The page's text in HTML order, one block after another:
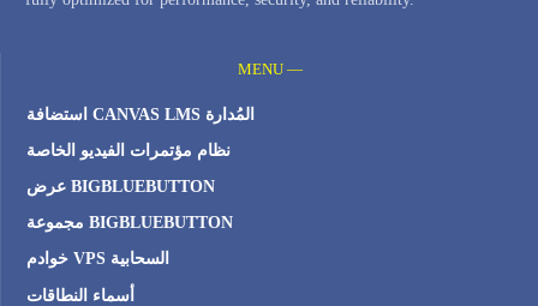
MENU —
استضافة CANVAS LMS المُدارة
نظام مؤتمرات الفيديو الخاصة
عرض BIGBLUEBUTTON
مجموعة BIGBLUEBUTTON
خوادم VPS السحابية
أسماء النطاقات